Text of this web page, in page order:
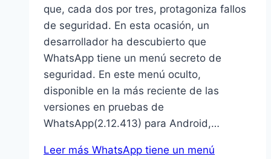
que, cada dos por tres, protagoniza fallos
de seguridad. En esta ocasión, un
desarrollador ha descubierto que
WhatsApp tiene un menú secreto de
seguridad. En este menú oculto,
disponible en la más reciente de las
versiones en pruebas de
WhatsApp(2.12.413) para Android,…
Leer más WhatsApp tiene un menú